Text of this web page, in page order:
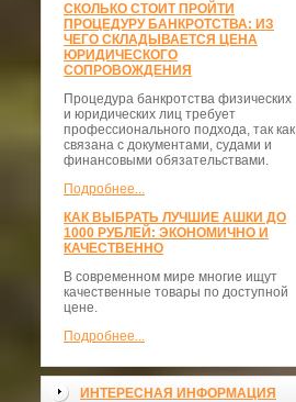
СКОЛЬКО СТОИТ ПРОЙТИ
ПРОЦЕДУРУ БАНКРОТСТВА: ИЗ
ЧЕГО СКЛАДЫВАЕТСЯ ЦЕНА
ЮРИДИЧЕСКОГО
СОПРОВОЖДЕНИЯ
Процедура банкротства физических
и юридических лиц требует
профессионального подхода, так как
связана с документами, судами и
финансовыми обязательствами.
Подробнее...
КАК ВЫБРАТЬ ЛУЧШИЕ АШКИ ДО
1000 РУБЛЕЙ: ЭКОНОМИЧНО И
КАЧЕСТВЕННО
В современном мире многие ищут
качественные товары по доступной
цене.
Подробнее...
ИНТЕРЕСНАЯ ИНФОРМАЦИЯ